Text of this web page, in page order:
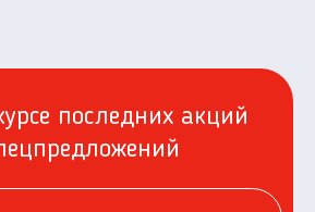
последних акций